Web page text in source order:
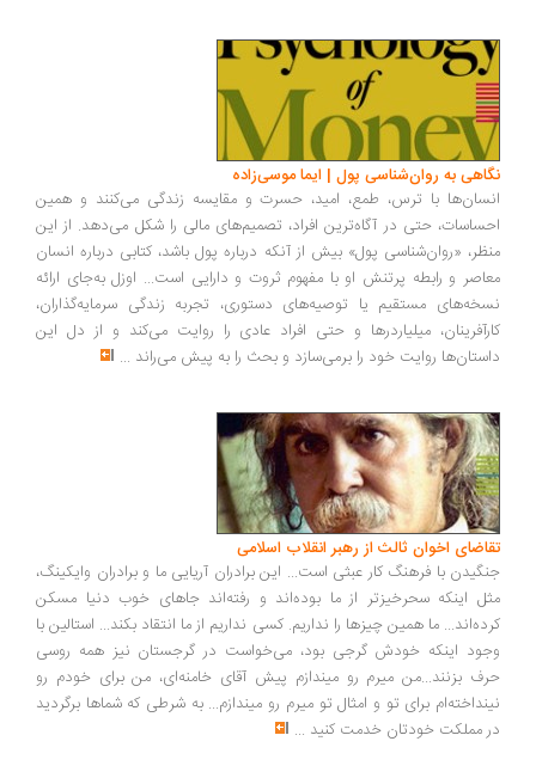
به روان‌شناسی پول | ایما موسی‌زاده
با ترس، طمع، امید، حسرت و مقایسه زندگی می‌کنند و همین
حتی در آگاه‌ترین افراد، تصمیم‌های مالی را شکل می‌دهد. از این
«روان‌شناسی پول» بیش از آنکه درباره پول باشد، کتابی درباره انسان
و رابطه پرتنش او با مفهوم ثروت و دارایی است... اوزل به‌جای ارائه
مستقیم یا توصیه‌های دستوری، تجربه زندگی سرمایه‌گذاران،
میلیاردرها و حتی افراد عادی را روایت می‌کند و از دل این
روایت خود را برمی‌سازد و بحث را به پیش می‌راند ...
اخوان ثالث از رهبر انقلاب اسلامی
با فرهنگ کار عبثی است... این برادران آریایی ما و برادران وایکینگ،
اینکه سحرخیزتر از ما بوده‌اند و رفته‌اند جاهای خوب دنیا مسکن
ما همین چیزها را نداریم. کسی نداریم از ما انتقاد بکند... استالین با
اینکه خودش گرجی بود، می‌خواست در گرجستان نیز همه روسی
بزنند...من میرم رو میندازم پیش آقای خامنه‌ای، من برای خودم رو
برای تو و امثال تو میرم رو میندازم... به شرطی که شماها برگردید
مملکت خودتان خدمت کنید...